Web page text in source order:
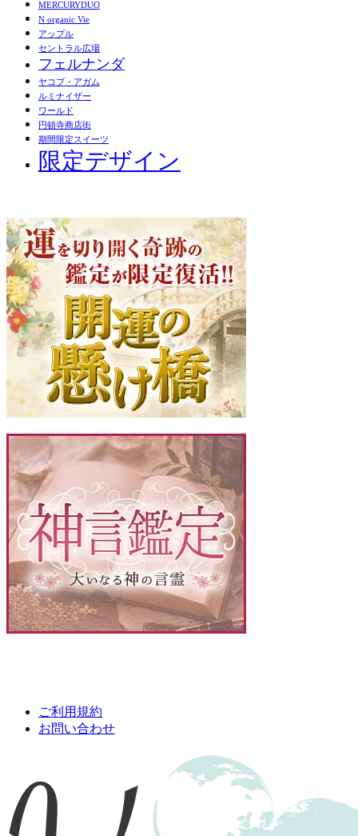
MERCURYDUO
N organic Vie
アップル
セントラル広場
フェルナンダ
ヤコブ・アガム
ルミナイザー
ワールド
円頓寺商店街
期間限定スイーツ
限定デザイン
ご利用規約
お問い合わせ